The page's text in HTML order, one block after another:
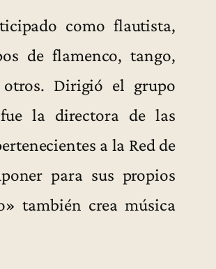
como flautista,
de flamenco, tango,
Dirigió el grupo
la directora de las
a la Red de
para sus propios
también crea música